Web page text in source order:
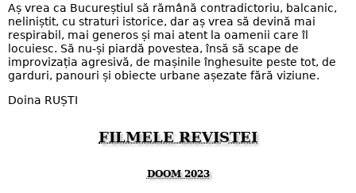
Aș vrea ca Bucureștiul să rămână contradictoriu, balcanic,
neliniștit, cu straturi istorice, dar aș vrea să devină mai
respirabil, mai generos și mai atent la oamenii care îl
locuiesc. Să nu-și piardă povestea, însă să scape de
improvizația agresivă, de mașinile înghesuite peste tot, de
garduri, panouri și obiecte urbane așezate fără viziune.
Doina RUȘTI
FILMELE REVISTEI
DOOM 2023